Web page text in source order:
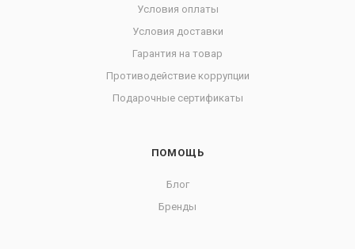
Условия оплаты
Условия доставки
Гарантия на товар
Противодействие коррупции
Подарочные сертификаты
ПОМОЩЬ
Блог
Бренды